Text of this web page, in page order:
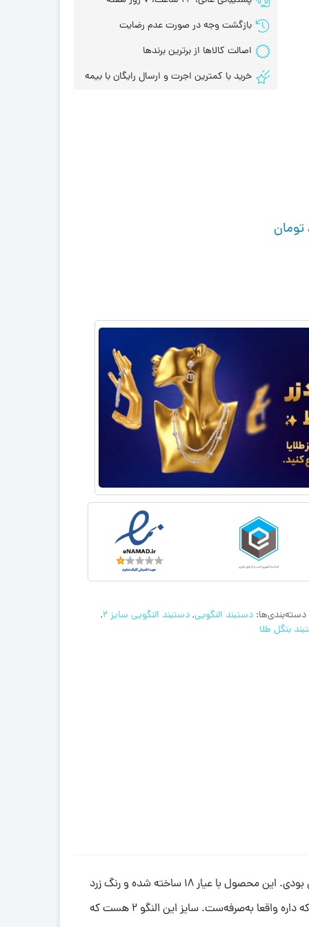
دسته‌بندی‌ها: دستبند النگویی,دستبند النگویی سایز 2 ,
بنگل طلا
بازگشت وجه در صورت عدم رضایت
اصالت کالاها از برترین برندها
خرید با کمترین اجرت و ارسال رایگان با بیمه
تومان
ونکلیف با کد 6 می‌تونه دقیقا همون چیزی باشه که دنبالش بودی. این محصول با عیار 18 ساخته شده و رنگ زرد
براقش جلوه‌ای خاص روی دست ایجاد می‌کنه. وزنش 3.750 گرم هست و با توجه به اجرت پایین 13%، نسبت به طراحی و کیفیتی که داره واقعا به‌صرفه‌ست. سایز این النگو 2 هست که